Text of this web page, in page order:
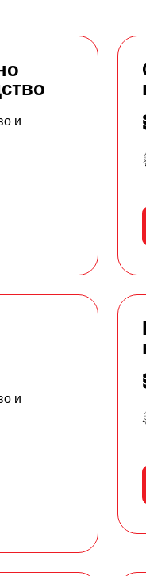
и
и